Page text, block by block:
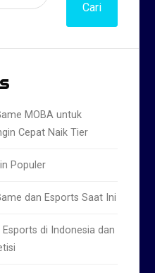
Cari
MOBA untuk
Cepat Naik Tier
Populer
dan Esports Saat Ini
di Indonesia dan